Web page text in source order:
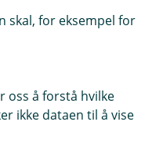
skal, for eksempel for
oss å forstå hvilke
ikke dataen til å vise